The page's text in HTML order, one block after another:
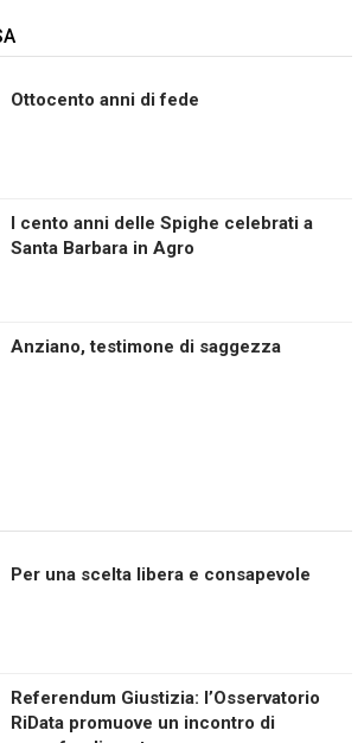
Ottocento anni di fede
I cento anni delle Spighe celebrati a
Santa Barbara in Agro
Anziano, testimone di saggezza
Per una scelta libera e consapevole
Referendum Giustizia: l’Osservatorio
RiData promuove un incontro di